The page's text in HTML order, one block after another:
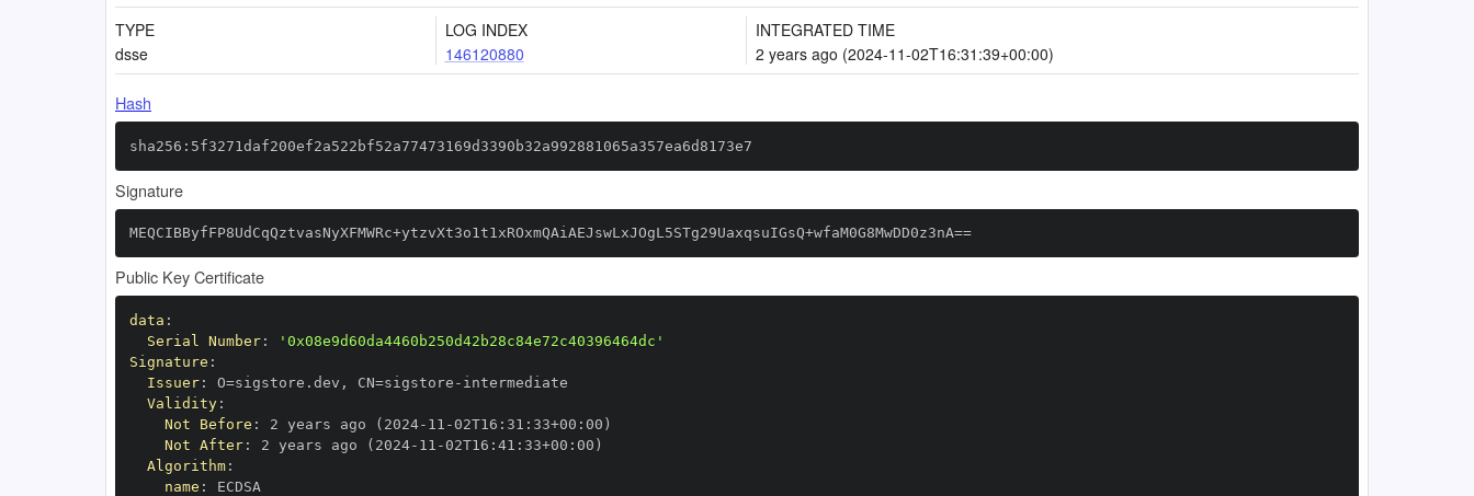
TYPE
dsse
LOG INDEX
146120880
INTEGRATED TIME
2 years ago (2024-11-02T16:31:39+00:00)
Hash
sha256:5f3271daf200ef2a522bf52a77473169d3390b32a992881065a357ea6d8173e7
Signature
MEQCIBByfFP8UdCqQztvasNyXFMWRc+ytzvXt3o1t1xROxmQAiAEJswLxJOgL5STg29UaxqsuIGsQ+wfaM0G8MwDD0z3nA==
Public Key Certificate
data :
Serial Number:
'0x08e9d60da4460b250d42b28c84e72c40396464dc'
Signature :
Issuer: O=sigstore.dev , CN=sigstore -
Validity:
Not Before : 2 years ago (2024- 11 -02T16 : 31 : 33+00 :
Not After: 2 years ago (2024- 11 -02T16 : 41 : 33+00 :
Algorithm:
name :